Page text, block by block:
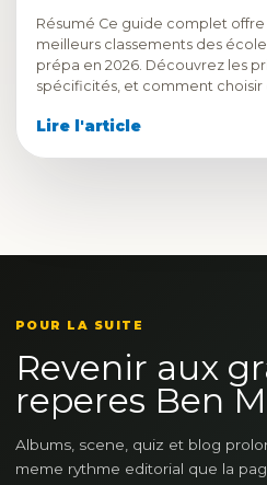
Résumé Ce guide complet
meilleurs classements des
prépa en 2026. Découvrez les
spécificités, et comment choisir
Lire l'article
POUR LA SUITE
Revenir aux
reperes Ben
Albums, scene, quiz et blog
meme rythme editorial que la